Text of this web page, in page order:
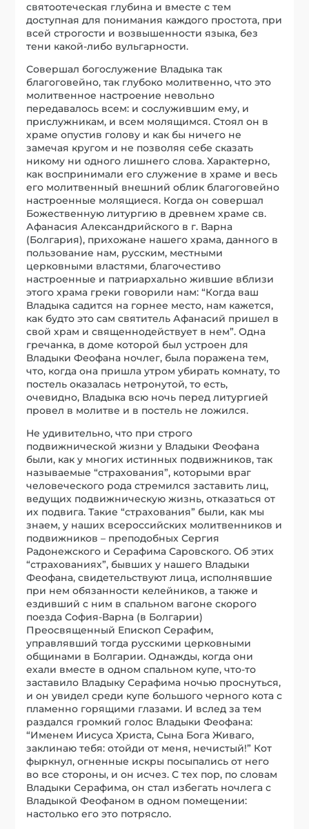
святоотеческая глубина и вместе с тем
доступная для понимания каждого простота, при
всей строгости и возвышенности языка, без
тени какой-либо вульгарности.
Совершал богослужение Владыка так
благоговейно, так глубоко молитвенно, что это
молитвенное настроение невольно
передавалось всем: и сослужившим ему, и
прислужникам, и всем молящимся. Стоял он в
храме опустив голову и как бы ничего не
замечая кругом и не позволяя себе сказать
никому ни одного лишнего слова. Характерно,
как воспринимали его служение в храме и весь
его молитвенный внешний облик благоговейно
настроенные молящиеся. Когда он совершал
Божественную литургию в древнем храме св.
Афанасия Александрийского в г. Варна
(Болгария), прихожане нашего храма, данного в
пользование нам, русским, местными
церковными властями, благочестиво
настроенные и патриархально жившие вблизи
этого храма греки говорили нам: “Когда ваш
Владыка садится на горнее место, нам кажется,
как будто это сам святитель Афанасий пришел в
свой храм и священнодействует в нем”. Одна
гречанка, в доме которой был устроен для
Владыки Феофана ночлег, была поражена тем,
что, когда она пришла утром убирать комнату, то
постель оказалась нетронутой, то есть,
очевидно, Владыка всю ночь перед литургией
провел в молитве и в постель не ложился.
Не удивительно, что при строго
подвижнической жизни у Владыки Феофана
были, как у многих истинных подвижников, так
называемые “страхования”, которыми враг
человеческого рода стремился заставить лиц,
ведущих подвижническую жизнь, отказаться от
их подвига. Такие “страхования” были, как мы
знаем, у наших всероссийских молитвенников и
подвижников – преподобных Сергия
Радонежского и Серафима Саровского. Об этих
“страхованиях”, бывших у нашего Владыки
Феофана, свидетельствуют лица, исполнявшие
при нем обязанности келейников, а также и
ездивший с ним в спальном вагоне скорого
поезда София-Варна (в Болгарии)
Преосвященный Епископ Серафим,
управлявший тогда русскими церковными
общинами в Болгарии. Однажды, когда они
ехали вместе в одном спальном купе, что-то
заставило Владыку Серафима ночью проснуться,
и он увидел среди купе большого черного кота с
пламенно горящими глазами. И вслед за тем
раздался громкий голос Владыки Феофана:
“Именем Иисуса Христа, Сына Бога Живаго,
заклинаю тебя: отойди от меня, нечистый!” Кот
фыркнул, огненные искры посыпались от него
во все стороны, и он исчез. С тех пор, по словам
Владыки Серафима, он стал избегать ночлега с
Владыкой Феофаном в одном помещении:
настолько его это потрясло.